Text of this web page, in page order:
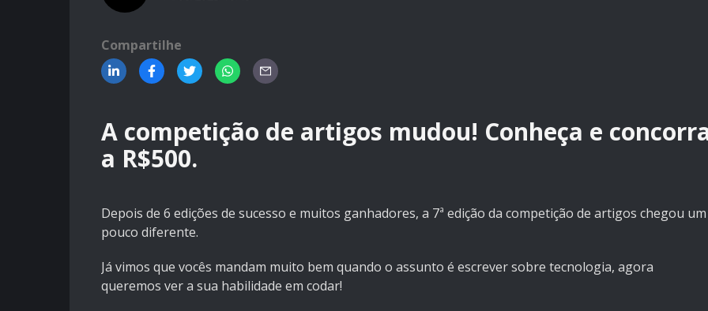
Compartilhe
A competição de artigos mudou! Conheça e
a R$500.
Depois de 6 edições de sucesso e muitos ganhadores, a 7ª edição da competição de artigos chegou um
pouco diferente.
Já vimos que vocês mandam muito bem quando o assunto é escrever sobre tecnologia, agora
queremos ver a sua habilidade em codar!